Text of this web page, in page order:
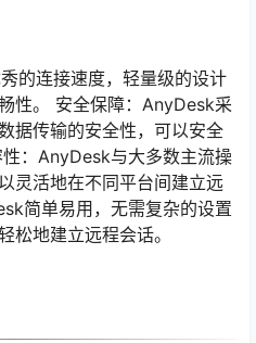
的连接速度，轻量级的设计
性。 安全保障：AnyDesk采
据传输的安全性，可以安全
：AnyDesk与大多数主流操
灵活地在不同平台间建立远
简单易用，无需复杂的设置
松地建立远程会话。